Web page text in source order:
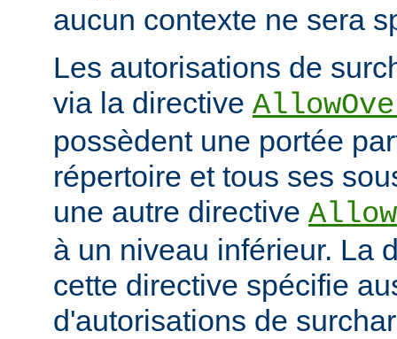
aucun contexte ne sera
Les autorisations de
via la directive
possèdent une portée
répertoire et tous ses
une autre directive
à un niveau inférieur. La
cette directive spécifie
d'autorisations de